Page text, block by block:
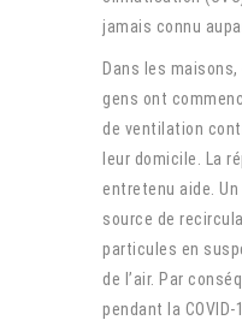
jamais connu
Dans les
gens ont
de ventilation
leur domicile. La
entretenu aide.
source de
particules en
de l’air. Par
pendant la